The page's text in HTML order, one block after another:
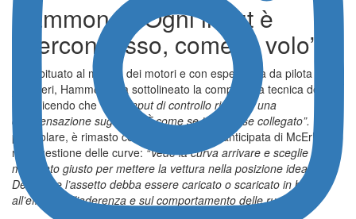
Hammond: “Ogni input è
interconnesso, come in volo”
Già abituato al mondo dei motori e con esperienza da pilota di
elicotteri, Hammond ha sottolineato la complessità tecnica del
rally dicendo che“ogni input di controllo richiede una
compensazione sugli altri. È come se tutto fosse collegato”. In
particolare, è rimasto colpito dalla visione anticipata di McErlean
nella gestione delle curve:“Vede la curva arrivare e sceglie il
momento giusto per mettere la vettura nella posizione ideale.
Decide se l’assetto debba essere caricato o scaricato in base
all’effetto sull’aderenza e sul comportamento delle ruote”.